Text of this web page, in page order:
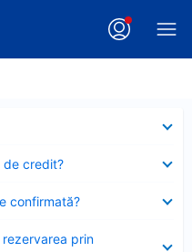
de credit?
confirmată?
prin